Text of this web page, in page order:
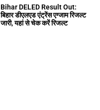
Bihar DELED Result Out:
बिहार डीएलएड एंट्रेंस एग्जाम रिजल्ट
जारी, यहां से चेक करें रिजल्ट